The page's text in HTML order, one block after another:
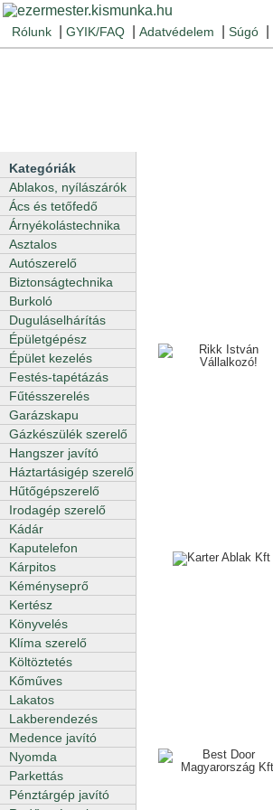
Rólunk GYIK/FAQ Adatvédelem Súgó
Kategóriák
Ablakos, nyílászárók
Ács és tetőfedő
Árnyékolástechnika
Asztalos
Autószerelő
Biztonságtechnika
Burkoló
Duguláselhárítás
Épületgépész
Épület kezelés
Festés-tapétázás
Fűtésszerelés
Garázskapu
Gázkészülék szerelő
Hangszer javító
Háztartásigép szerelő
Hűtőgépszerelő
Irodagép szerelő
Kádár
Kaputelefon
Kárpitos
Kéményseprő
Kertész
Könyvelés
Klíma szerelő
Költöztetés
Kőműves
Lakatos
Lakberendezés
Medence javító
Nyomda
Parkettás
Pénztárgép javító